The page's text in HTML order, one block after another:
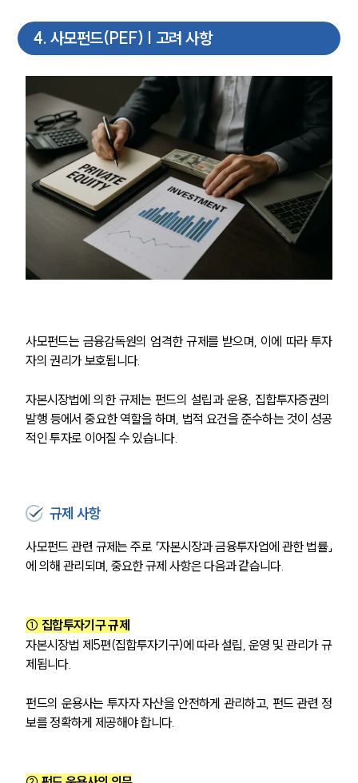
대륜법률상담예약
대륜법률상담예약
4. 사모펀드(PEF) | 고려 사항
사모펀드는 금융감독원의 엄격한 규제를 받으며, 이에 따라 투자
자의 권리가 보호됩니다.
자본시장법에 의한 규제는 펀드의 설립과 운용, 집합투자증권의
발행 등에서 중요한 역할을 하며, 법적 요건을 준수하는 것이 성공
적인 투자로 이어질 수 있습니다.
규제 사항
사모펀드 관련 규제는 주로 「자본시장과 금융투자업에 관한 법률」
에 의해 관리되며, 중요한 규제 사항은 다음과 같습니다.
① 집합투자기구 규제
자본시장법 제5편(집합투자기구)에 따라 설립, 운영 및 관리가 규
제됩니다.
펀드의 운용사는 투자자 자산을 안전하게 관리하고, 펀드 관련 정
보를 정확하게 제공해야 합니다.